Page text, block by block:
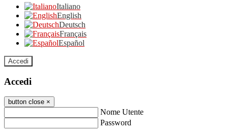
Italiano
English
Deutsch
Français
Español
Accedi
Accedi
button close ×
Nome Utente
Password